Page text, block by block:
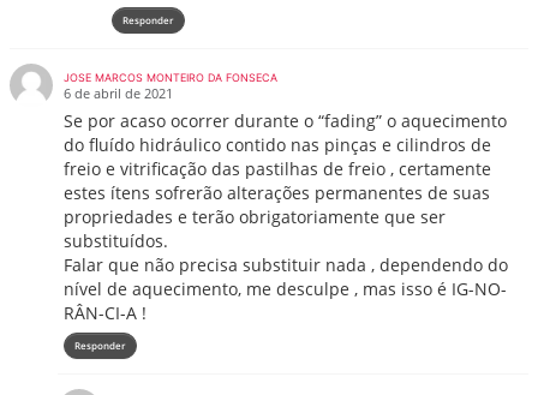
Responder
JOSE MARCOS MONTEIRO DA FONSECA
6 de abril de 2021
Se por acaso ocorrer durante o “fading” o aquecimento
do fluído hidráulico contido nas pinças e cilindros de
freio e vitrificação das pastilhas de freio , certamente
estes ítens sofrerão alterações permanentes de suas
propriedades e terão obrigatoriamente que ser
substituídos.
Falar que não precisa substituir nada , dependendo do
nível de aquecimento, me desculpe , mas isso é IG-NO-
RÂN-CI-A !
Responder